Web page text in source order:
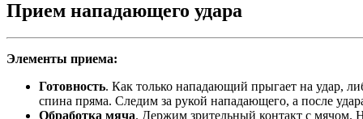
Прием нападающего удара
Элементы приема:
Готовность. Как только нападающий прыгает на удар,
спина пряма. Следим за рукой нападающего, а после
Обработка мяча. Держим зрительный контакт с мячом.